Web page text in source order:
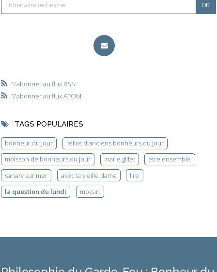
S'abonner au flux RSS
S'abonner au flux ATOM
TAGS POPULAIRES
bonheur du jour
relire d'anciens bonheurs du jour
moisson de bonheurs du jour
marie gillet
être ensemble
sanary sur mer
avec la vieille dame
lire
la question du lundi
mozart